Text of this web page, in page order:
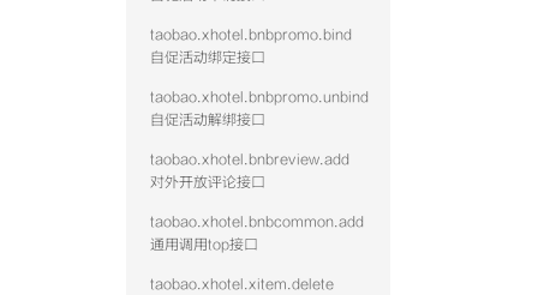
taobao.xhotel.bnbpromo.bind
自促活动绑定接口
taobao.xhotel.bnbpromo.unbind
自促活动解绑接口
taobao.xhotel.bnbreview.add
对外开放评论接口
taobao.xhotel.bnbcommon.add
通用调用top接口
taobao.xhotel.xitem.delete